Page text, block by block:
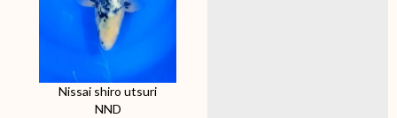
Nissai shiro utsuri
NND